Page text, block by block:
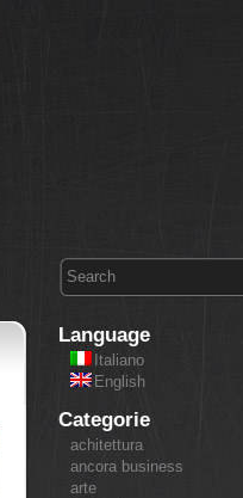
Language
Italiano
English
Categorie
achitettura
ancora business
arte